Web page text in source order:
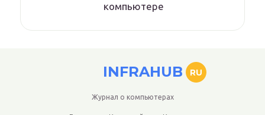
компьютере
INFRAHUB RU
Журнал о компьютерах